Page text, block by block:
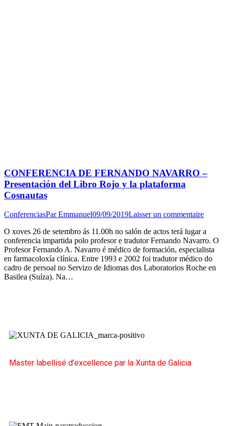
CONFERENCIA DE FERNANDO NAVARRO –
Presentación del Libro Rojo y la plataforma
Cosnautas
ConferenciasParEmmanuel09/09/2019Laisser un commentaire
O xoves 26 de setembro ás 11.00h no salón de actos terá lugar a
conferencia impartida polo profesor e tradutor Fernando Navarro. O
Profesor Fernando A. Navarro é médico de formación, especialista
en farmacoloxía clínica. Entre 1993 e 2002 foi tradutor médico do
cadro de persoal no Servizo de Idiomas dos Laboratorios Roche en
Basilea (Suíza). Na…
Master labellisé d’excellence par la Xunta de Galicia